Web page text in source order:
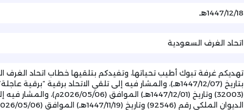
1447/12/18هـ
اتحاد الغرف السعودية
بتاريخ (1447/12/07هـ)، والمشار فيه إلى تلقي الاتحاد برقية “برقية
(32003) وتاريخ (1447/12/01هـ)